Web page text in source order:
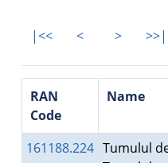
|<< < > >>|
RAN
Code
Name
161188.224 Tumulul